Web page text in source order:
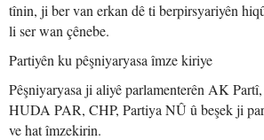
tînin, ji ber van erkan dê ti berpirsyariyên
li ser wan çênebe.
Partiyên ku pêşniyaryasa îmze kiriye
Pêşniyaryasa ji aliyê parlamenterên AK
HUDA PAR, CHP, Partiya NÛ û beşek ji
ve hat îmzekirin.